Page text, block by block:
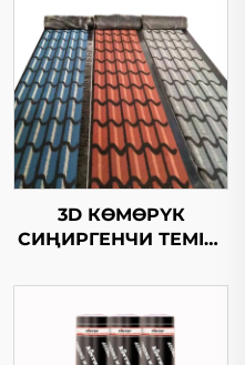
3D КӨМӨРҮК
СИҢИРГЕНЧИ ТЕМІР-